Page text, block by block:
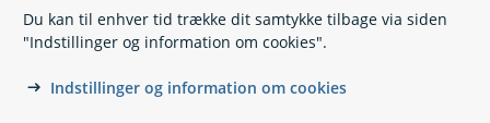
Du kan til enhver tid trække dit samtykke tilbage via siden
"Indstillinger og information om cookies".
Indstillinger og information om cookies
Madlevering og madordning